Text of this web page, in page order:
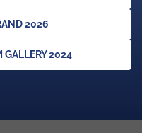
2026
GALLERY 2024